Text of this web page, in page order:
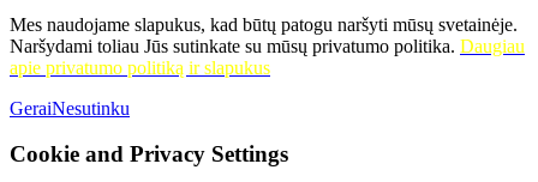
Mes naudojame slapukus, kad būtų patogu naršyti mūsų svetainėje.
Naršydami toliau Jūs sutinkate su mūsų privatumo politika. Daugiau
apie privatumo politiką ir slapukus
GeraiNesutinku
Cookie and Privacy Settings